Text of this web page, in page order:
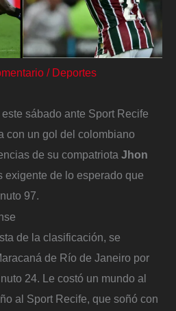
/ Deportes
sábado ante Sport Recife
con un gol del colombiano
de su compatriota Jhon
exigente de lo esperado que
97.
de la clasificación, se
de Río de Janeiro por
24. Le costó un mundo al
al Sport Recife, que soñó con